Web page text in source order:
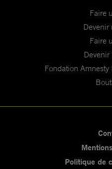
Faire
Devenir
Faire
Devenir
Fondation
Politique de